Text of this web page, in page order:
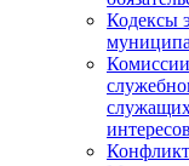
Кодексы